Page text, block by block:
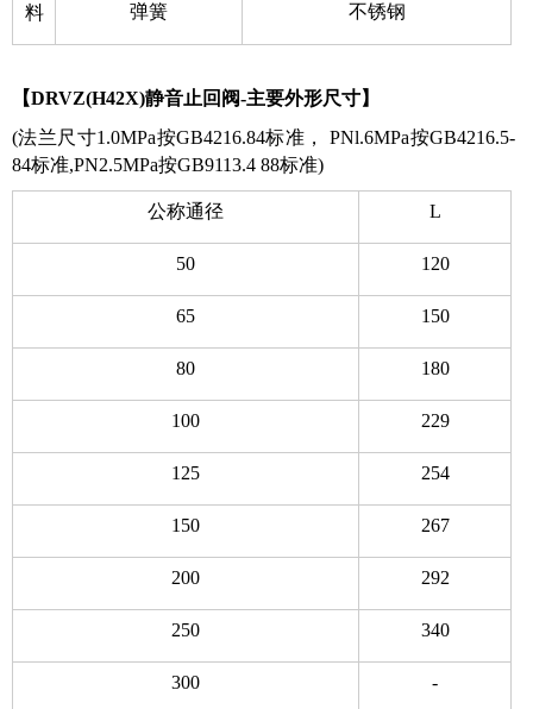
料
弹簧 不锈钢
【DRVZ(H42X)静音止回阀-主要外形尺寸】
(法兰尺寸1.0MPa按GB4216.84标准， PNl.6MPa按GB4216.5-
84标准,PN2.5MPa按GB9113.4 88标准)
公称通径 L
50 120
65 150
80 180
100 229
125 254
150 267
200 292
250 340
300 -